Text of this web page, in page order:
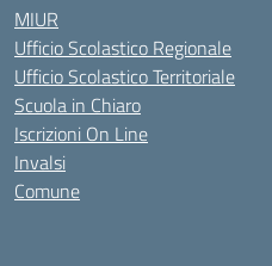
MIUR
Ufficio Scolastico Regionale
Ufficio Scolastico Territoriale
Scuola in Chiaro
Iscrizioni On Line
Invalsi
Comune